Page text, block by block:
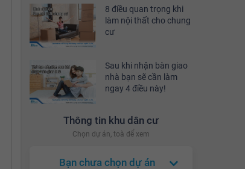
8 điều quan trọng khi
làm nội thất cho chung
cư
Sau khi nhận bàn giao
nhà bạn sẽ cần làm
ngay 4 điều này!
Thông tin khu dân cư
Chọn dự án, toà để xem
Bạn chưa chọn dự án